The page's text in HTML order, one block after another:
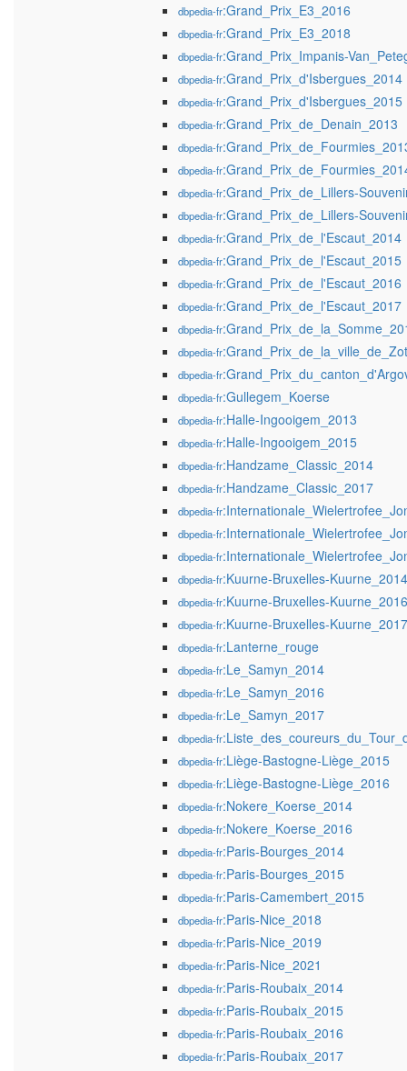
dbpedia-fr:Grand_Prix_E3_2016
dbpedia-fr:Grand_Prix_E3_2018
dbpedia-fr:Grand_Prix_Impanis-
dbpedia-fr:Grand_Prix_d'Isbergues_2014
dbpedia-fr:Grand_Prix_d'Isbergues_2015
dbpedia-fr:Grand_Prix_de_Denain_2013
dbpedia-fr
dbpedia-fr
dbpedia-fr:Grand_Prix_de_Lillers-
dbpedia-fr:Grand_Prix_de_Lillers-
dbpedia-fr:Grand_Prix_de_l'Escaut_2014
dbpedia-fr:Grand_Prix_de_l'Escaut_2015
dbpedia-fr:Grand_Prix_de_l'Escaut_2016
dbpedia-fr:Grand_Prix_de_l'Escaut_2017
dbpedia-fr
dbpedia-fr
dbpedia-fr
dbpedia-fr:Gullegem_Koerse
dbpedia-fr:Halle-Ingooigem_2013
dbpedia-fr:Halle-Ingooigem_2015
dbpedia-fr:Handzame_Classic_2014
dbpedia-fr:Handzame_Classic_2017
dbpedia-fr
dbpedia-fr
dbpedia-fr
dbpedia-fr:Kuurne-Bruxelles-Kuurne_2014
dbpedia-fr:Kuurne-Bruxelles-Kuurne_2016
dbpedia-fr:Kuurne-Bruxelles-Kuurne_2017
dbpedia-fr:Lanterne_rouge
dbpedia-fr:Le_Samyn_2014
dbpedia-fr:Le_Samyn_2016
dbpedia-fr:Le_Samyn_2017
dbpedia-fr
dbpedia-fr:Liège-Bastogne-Liège_2015
dbpedia-fr:Liège-Bastogne-Liège_2016
dbpedia-fr:Nokere_Koerse_2014
dbpedia-fr:Nokere_Koerse_2016
dbpedia-fr:Paris-Bourges_2014
dbpedia-fr:Paris-Bourges_2015
dbpedia-fr:Paris-Camembert_2015
dbpedia-fr:Paris-Nice_2018
dbpedia-fr:Paris-Nice_2019
dbpedia-fr:Paris-Nice_2021
dbpedia-fr:Paris-Roubaix_2014
dbpedia-fr:Paris-Roubaix_2015
dbpedia-fr:Paris-Roubaix_2016
dbpedia-fr:Paris-Roubaix_2017